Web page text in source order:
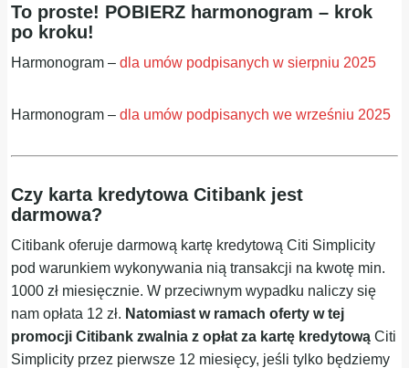
To proste! POBIERZ harmonogram – krok
po kroku!
Harmonogram –dla umów podpisanych w sierpniu 2025
Harmonogram –dla umów podpisanych we wrześniu 2025
Czy karta kredytowa Citibank jest
darmowa?
Citibank oferuje darmową kartę kredytową Citi Simplicity
pod warunkiem wykonywania nią transakcji na kwotę min.
1000 zł miesięcznie. W przeciwnym wypadku naliczy się
nam opłata 12 zł. Natomiast w ramach oferty w tej
promocji Citibank zwalnia z opłat za kartę kredytową Citi
Simplicity przez pierwsze 12 miesięcy, jeśli tylko będziemy